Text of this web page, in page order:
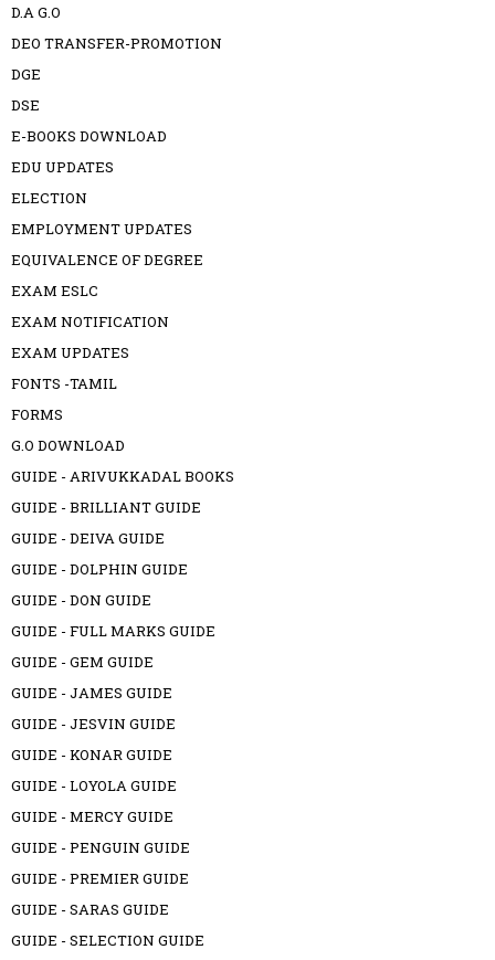
D.A G.O
DEO TRANSFER-PROMOTION
DGE
DSE
E-BOOKS DOWNLOAD
EDU UPDATES
ELECTION
EMPLOYMENT UPDATES
EQUIVALENCE OF DEGREE
EXAM ESLC
EXAM NOTIFICATION
EXAM UPDATES
FONTS -TAMIL
FORMS
G.O DOWNLOAD
GUIDE - ARIVUKKADAL BOOKS
GUIDE - BRILLIANT GUIDE
GUIDE - DEIVA GUIDE
GUIDE - DOLPHIN GUIDE
GUIDE - DON GUIDE
GUIDE - FULL MARKS GUIDE
GUIDE - GEM GUIDE
GUIDE - JAMES GUIDE
GUIDE - JESVIN GUIDE
GUIDE - KONAR GUIDE
GUIDE - LOYOLA GUIDE
GUIDE - MERCY GUIDE
GUIDE - PENGUIN GUIDE
GUIDE - PREMIER GUIDE
GUIDE - SARAS GUIDE
GUIDE - SELECTION GUIDE